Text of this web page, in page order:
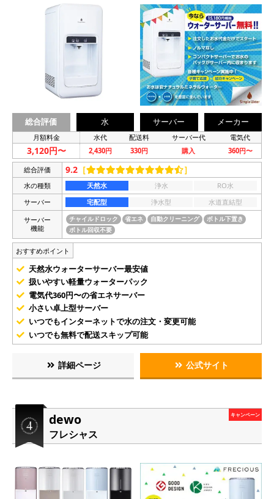
総合評価 水 サーバー メーカー
月額料金 水代 配送料 サーバー代 電気代
3,120円〜 2,430円 330円 購入 360円〜
総合評価 9.2 ［ ］
水の種類 天然水 浄水
RO水
サーバー
宅配型 浄水型
水道直結型
サーバー
機能
チャイルドロック 省エネ 自動クリーニング
ボトル下置き
ボトル回収不要
おすすめポイント
天然水ウォーターサーバー最安値
扱いやすい軽量ウォーターパック
電気代360円〜の省エネサーバー
小さい卓上型サーバー
いつでもインターネットで水の注文・変更可能
いつでも無料で配送スキップ可能
詳細ページ 公式サイト
dewo
フレシャス
キャンペーン